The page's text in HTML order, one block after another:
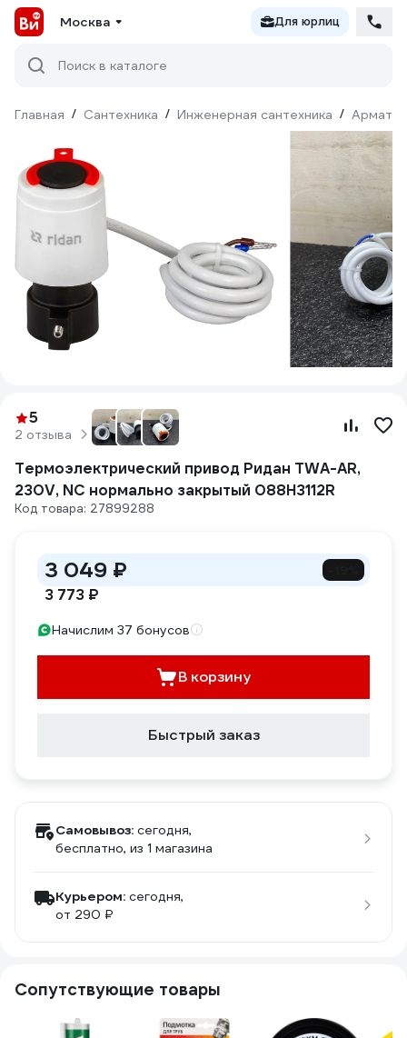
Москва Для юрлиц
Поиск в каталоге
Главная / Сантехника / Инженерная сантехника /
5
2 отзыва
Термоэлектрический привод Ридан TWA-AR,
230V, NC нормально закрытый 088H3112R
Код товара: 27899288
3 049 ₽
3 773 ₽
Начислим 37 бонусов
В корзину
Быстрый заказ
Самовывоз: сегодня,
бесплатно, из 1 магазина
Курьером: сегодня,
от 290 ₽
Сопутствующие товары